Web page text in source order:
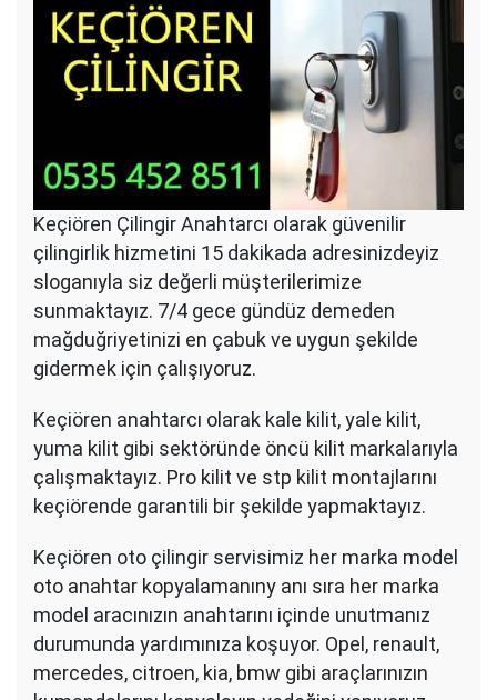
Keçiören Çilingir Anahtarcı olarak güvenilir
çilingirlik hizmetini 15 dakikada adresinizdeyiz
sloganıyla siz değerli müşterilerimize
sunmaktayız. 7/4 gece gündüz demeden
mağduğriyetinizi en çabuk ve uygun şekilde
gidermek için çalışıyoruz.
Keçiören anahtarcı olarak kale kilit, yale kilit,
yuma kilit gibi sektöründe öncü kilit markalarıyla
çalışmaktayız. Pro kilit ve stp kilit montajlarını
keçiörende garantili bir şekilde yapmaktayız.
Keçiören oto çilingir servisimiz her marka model
oto anahtar kopyalamanıny anı sıra her marka
model aracınızın anahtarını içinde unutmanız
durumunda yardımınıza koşuyor. Opel, renault,
mercedes, citroen, kia, bmw gibi araçlarınızın